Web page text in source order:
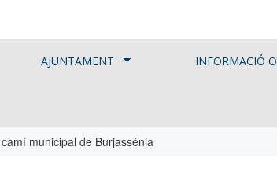
AJUNTAMENT INFORMACIÓ
municipal de Burjassénia